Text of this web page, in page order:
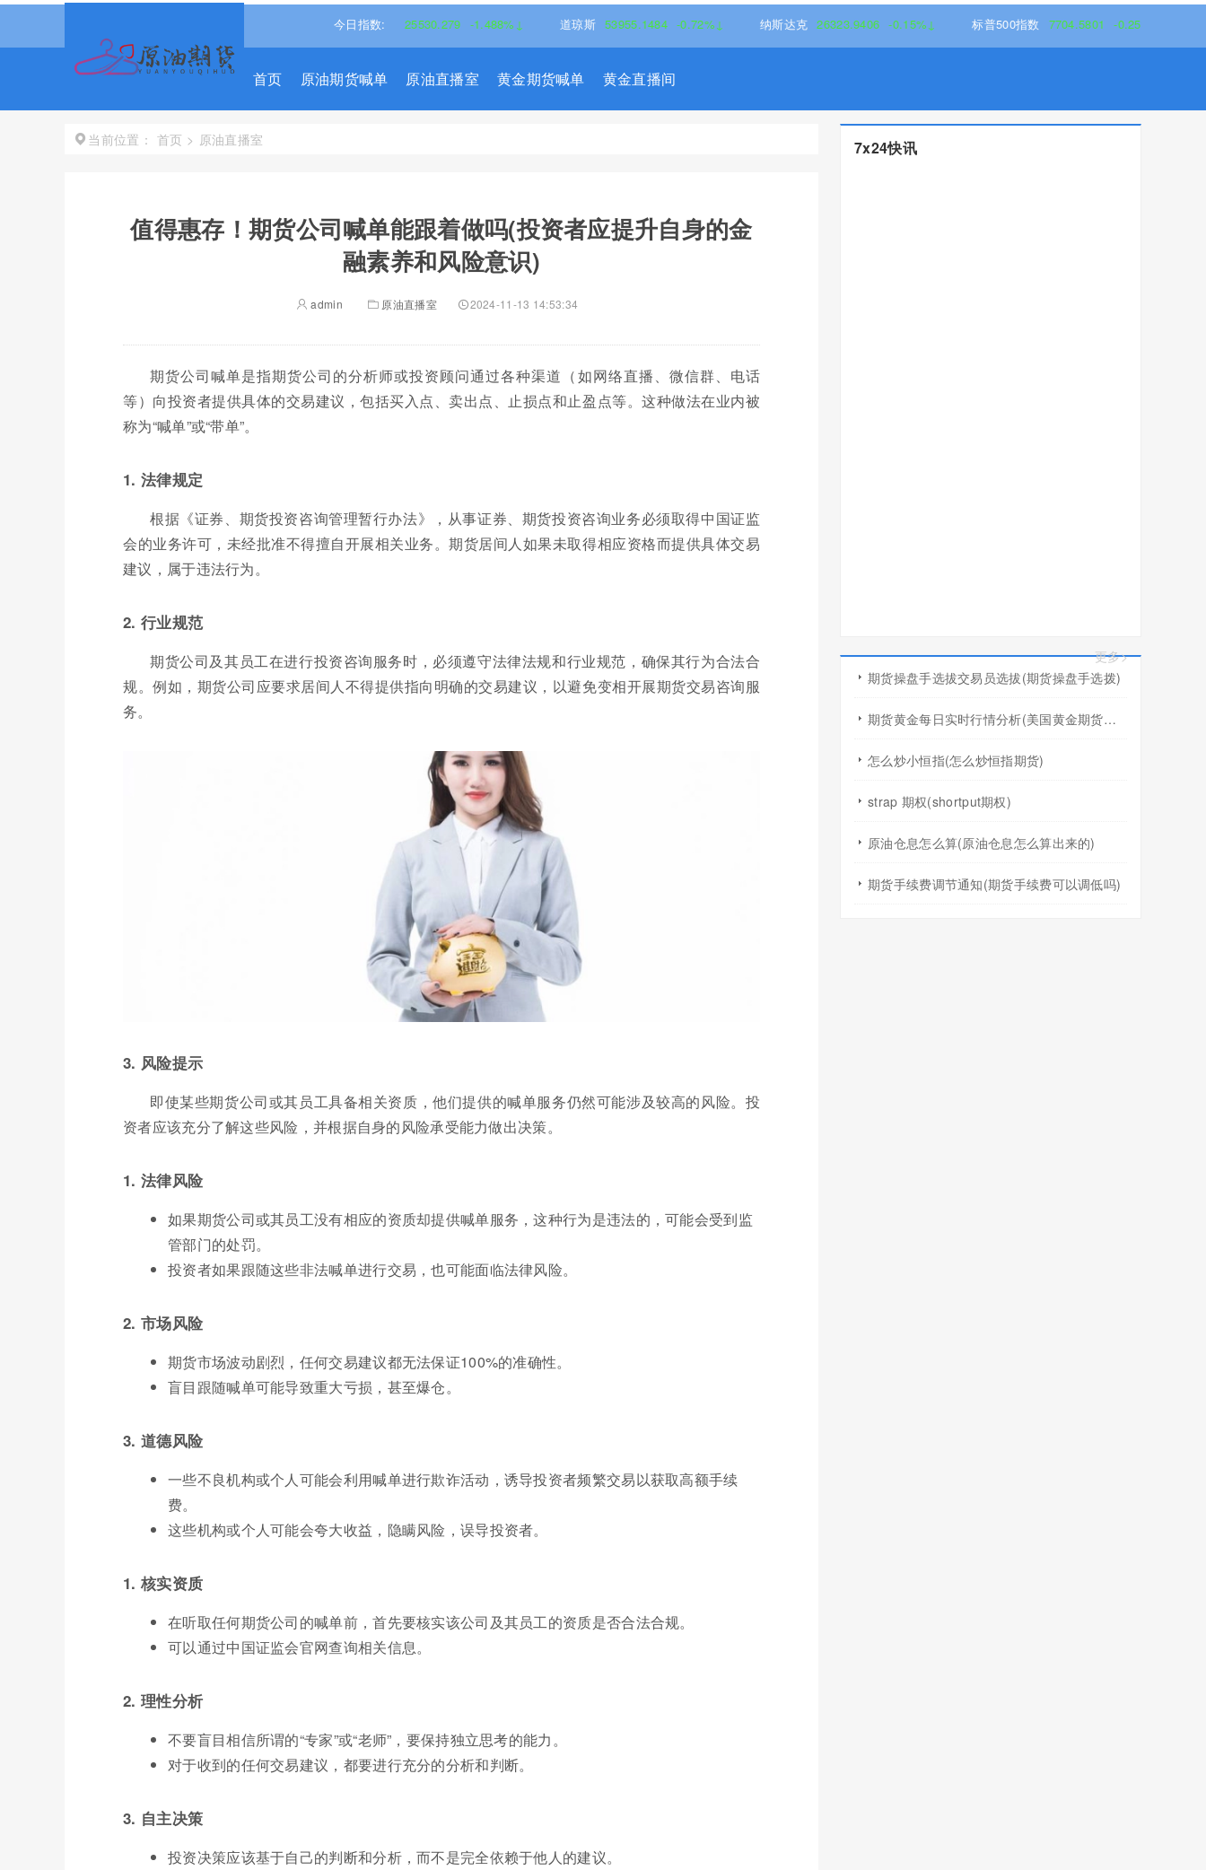
今日指数:
恒生指数 25530.279 -1.488%↓ 道琼斯 53955.1484 -0.72%↓ 纳斯达克 26323.9406 -0.15%↓ 标普500指数 7704.5801 -0.25%↓
首页 原油期货喊单 原油直播室 黄金期货喊单 黄金直播间
当前位置： 首页 > 原油直播室
值得惠存！期货公司喊单能跟着做吗(投资者应提升自身的金
融素养和风险意识)
admin 原油直播室 2024-11-13 14:53:34
期货公司喊单是指期货公司的分析师或投资顾问通过各种渠道（如网络直播、微信群、电话
等）向投资者提供具体的交易建议，包括买入点、卖出点、止损点和止盈点等。这种做法在业内被
称为“喊单”或“带单”。
1. 法律规定
根据《证券、期货投资咨询管理暂行办法》，从事证券、期货投资咨询业务必须取得中国证监
会的业务许可，未经批准不得擅自开展相关业务。期货居间人如果未取得相应资格而提供具体交易
建议，属于违法行为。
2. 行业规范
期货公司及其员工在进行投资咨询服务时，必须遵守法律法规和行业规范，确保其行为合法合
规。例如，期货公司应要求居间人不得提供指向明确的交易建议，以避免变相开展期货交易咨询服
务。
3. 风险提示
即使某些期货公司或其员工具备相关资质，他们提供的喊单服务仍然可能涉及较高的风险。投
资者应该充分了解这些风险，并根据自身的风险承受能力做出决策。
1. 法律风险
如果期货公司或其员工没有相应的资质却提供喊单服务，这种行为是违法的，可能会受到监
管部门的处罚。
投资者如果跟随这些非法喊单进行交易，也可能面临法律风险。
2. 市场风险
期货市场波动剧烈，任何交易建议都无法保证100%的准确性。
盲目跟随喊单可能导致重大亏损，甚至爆仓。
3. 道德风险
一些不良机构或个人可能会利用喊单进行欺诈活动，诱导投资者频繁交易以获取高额手续
费。
这些机构或个人可能会夸大收益，隐瞒风险，误导投资者。
1. 核实资质
在听取任何期货公司的喊单前，首先要核实该公司及其员工的资质是否合法合规。
可以通过中国证监会官网查询相关信息。
2. 理性分析
不要盲目相信所谓的“专家”或“老师”，要保持独立思考的能力。
对于收到的任何交易建议，都要进行充分的分析和判断。
3. 自主决策
投资决策应该基于自己的判断和分析，而不是完全依赖于他人的建议。
7x24快讯
更多>
期货操盘手选拔交易员选拔(期货操盘手选拨)
期货黄金每日实时行情分析(美国黄金期货行情几点开盘)
怎么炒小恒指(怎么炒恒指期货)
strap 期权(shortput期权)
原油仓息怎么算(原油仓息怎么算出来的)
期货手续费调节通知(期货手续费可以调低吗)